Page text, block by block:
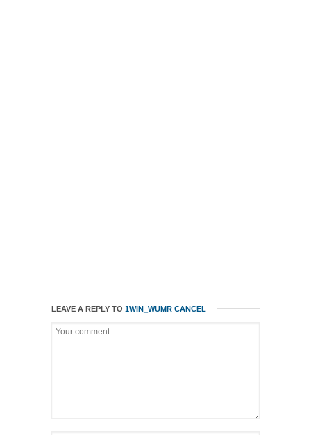
LEAVE A REPLY TO 1WIN_WUMR CANCEL